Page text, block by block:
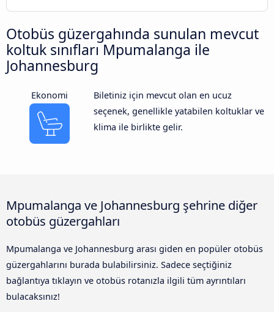
Otobüs güzergahında sunulan mevcut
koltuk sınıfları Mpumalanga ile
Johannesburg
Ekonomi
Biletiniz için mevcut olan en ucuz
seçenek, genellikle yatabilen koltuklar ve
klima ile birlikte gelir.
Mpumalanga ve Johannesburg şehrine diğer
otobüs güzergahları
Mpumalanga ve Johannesburg arası giden en popüler otobüs
güzergahlarını burada bulabilirsiniz. Sadece seçtiğiniz
bağlantıya tıklayın ve otobüs rotanızla ilgili tüm ayrıntıları
bulacaksınız!